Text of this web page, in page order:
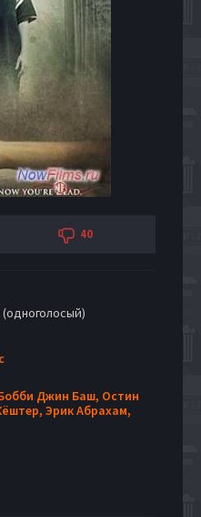
40
Джин Баш, Остин
Эрик Абрахам,